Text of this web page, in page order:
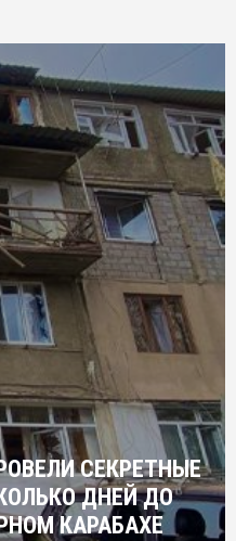
СЕКРЕТНЫЕ
ДНЕЙ ДО
КАРАБАХЕ